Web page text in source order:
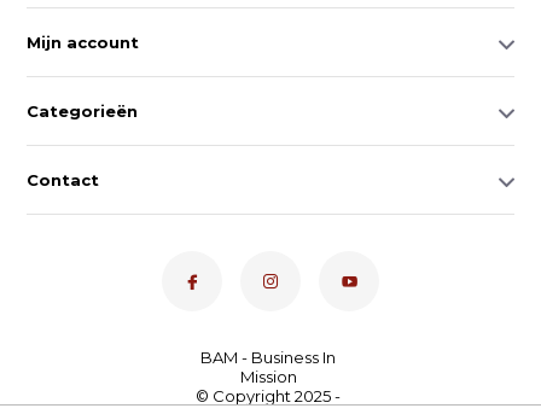
Mijn account
Categorieën
Contact